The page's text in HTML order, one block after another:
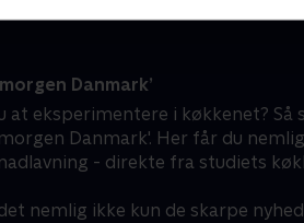
Danmark’
at eksperimentere i køkkenet? Så
Danmark'. Her får du
- direkte fra studiets
nemlig ikke kun de skarpe